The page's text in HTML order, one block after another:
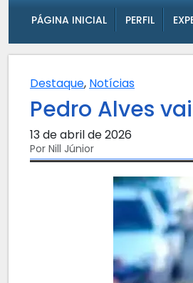
PÁGINA INICIAL PERFIL
Destaque, Notícias
Pedro Alves
13 de abril de 2026
Por Nill Júnior